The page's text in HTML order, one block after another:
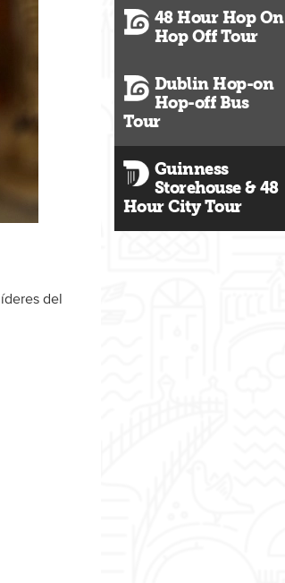
del
48 Hour Hop On
Hop Off Tour
Dublin Hop-on
Hop-off Bus
Tour
Guinness
Storehouse & 48
Hour City Tour